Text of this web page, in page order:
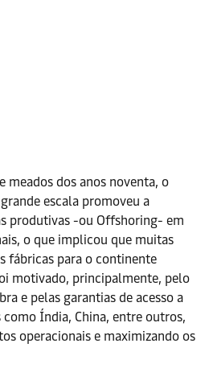
meados dos anos noventa, o
escala promoveu a
produtivas -ou Offshoring- em
o que implicou que muitas
fábricas para o continente
motivado, principalmente, pelo
e pelas garantias de acesso a
Índia, China, entre outros,
operacionais e maximizando os